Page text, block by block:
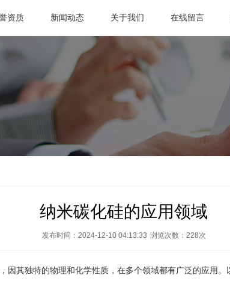
资质 新闻动态 关于我们 在线留言
纳米碳化硅的应用领域
发布时间：2024-12-10 04:13:33 浏览次数： 228次
其独特的物理和化学性质，在多个领域都有广泛的应用。